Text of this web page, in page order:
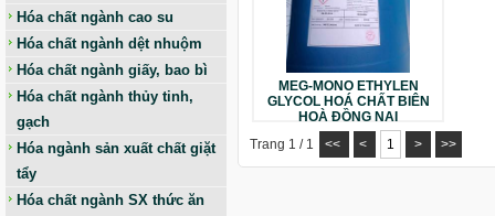
Hóa chất ngành cao su
Hóa chất ngành dệt nhuộm
Hóa chất ngành giấy, bao bì
Hóa chất ngành thủy tinh,
gạch
Hóa ngành sản xuất chất giặt
tẩy
Hóa chất ngành SX thức ăn
MEG-MONO ETHYLEN
GLYCOL HOÁ CHẤT BIÊN
HOÀ ĐỒNG NAI
Trang 1 / 1
<< < 1 > >>